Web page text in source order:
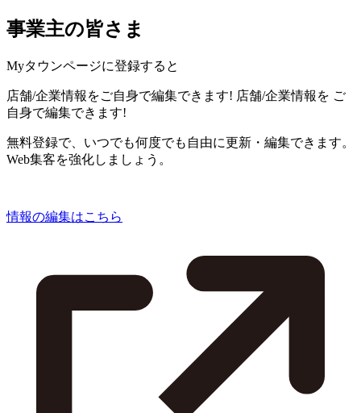
事業主の皆さま
Myタウンページに登録すると
店舗/企業情報をご自身で編集できます! 店舗/企業情報を ご
自身で編集できます!
無料登録で、いつでも何度でも自由に更新・編集できます。
Web集客を強化しましょう。
情報の編集はこちら